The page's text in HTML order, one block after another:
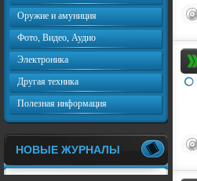
Оружие и амуниция
Фото, Видео, Аудио
Электроника
Другая техника
Полезная информация
НОВЫЕ ЖУРНАЛЫ